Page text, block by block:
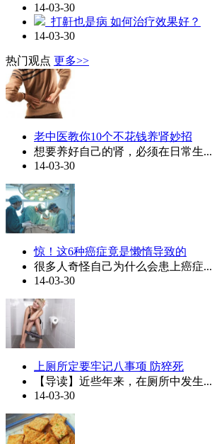
14-03-30
打鼾也是病 如何治疗效果好？
14-03-30
热门观点 更多>>
老中医教你10个不花钱养肾妙招
想要养好自己的肾，必须在日常生...
14-03-30
惊！这6种癌症竟是懒惰导致的
很多人奇怪自己为什么会患上癌症...
14-03-30
上厕所定要牢记八事项 防猝死
【导读】近些年来，在厕所中发生...
14-03-30